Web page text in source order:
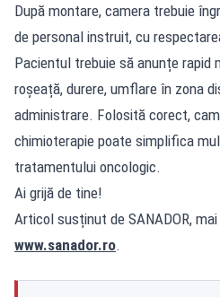
După montare, camera trebuie
de personal instruit, cu
Pacientul trebuie să anunțe rapid
roșeață, durere, umflare în zona
administrare. Folosită corect,
chimioterapie poate simplifica
tratamentului oncologic.
Ai grijă de tine!
Articol susținut de SANADOR,
www.sanador.ro.